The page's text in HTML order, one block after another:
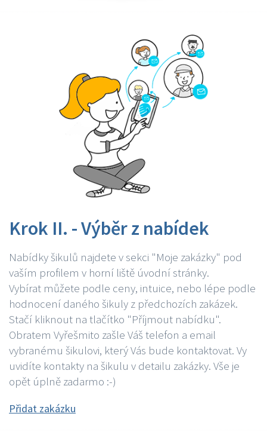
Krok II. - Výběr z nabídek
Nabídky šikulů najdete v sekci "Moje zakázky" pod
vaším profilem v horní liště úvodní stránky.
Vybírat můžete podle ceny, intuice, nebo lépe podle
hodnocení daného šikuly z předchozích zakázek.
Stačí kliknout na tlačítko "Příjmout nabídku".
Obratem Vyřešmito zašle Váš telefon a email
vybranému šikulovi, který Vás bude kontaktovat. Vy
uvidíte kontakty na šikulu v detailu zakázky. Vše je
opět úplně zadarmo :-)
Přidat zakázku